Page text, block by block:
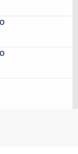
młodocianych